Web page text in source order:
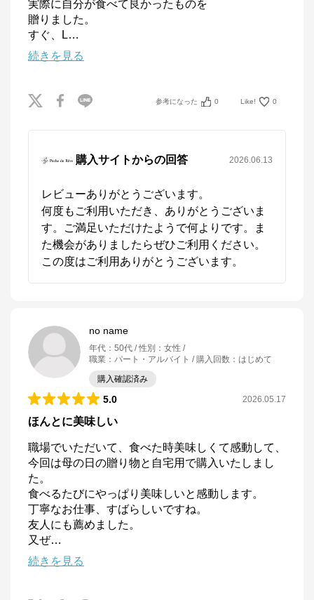
実際に自分が食べて良かったものを
贈りました。
すぐ、L…
続きを見る
参考になった 0 Like! 0
購入サイトからの回答 2026.06.13
レビューありがとうございます。
何度もご利用いただき、ありがとうございま
す。ご満足いただけたようで何よりです。ま
た機会がありましたらぜひご利用ください。
この度はご利用ありがとうございます。
no name
年代 ： 50代 性別 ： 女性
職業 ： パート・アルバイト 購入回数 ： はじめて
購入確認済み
5.0 2026.05.17
ほんとに美味しい
職場でいただいて、食べた時美味しくて感動して、
今回は母の日の贈り物と自宅用で購入いたしまし
た。
食べるたびにやっぱり美味しいと感動します。
丁寧なお仕事、すばらしいですね。
友人にも薦めました。
又ぜ…
続きを見る